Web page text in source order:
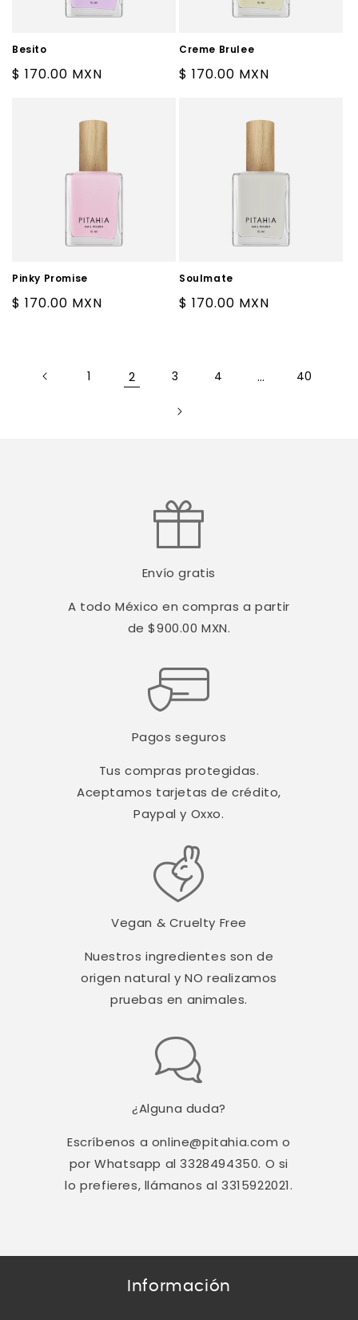
Besito
Precio
$ 170.00 MXN
Creme Brulee
Precio
$ 170.00 MXN
Pinky Promise
Precio
$ 170.00 MXN
Soulmate
Precio
$ 170.00 MXN
1 2 3 4 … 40
Envío gratis
A todo México en compras a partir
de $900.00 MXN.
Pagos seguros
Tus compras protegidas.
Aceptamos tarjetas de crédito,
Paypal y Oxxo.
Vegan & Cruelty Free
Nuestros ingredientes son de
origen natural y NO realizamos
pruebas en animales.
¿Alguna duda?
Escríbenos a online@pitahia.com o
por Whatsapp al 3328494350. O si
lo prefieres, llámanos al 3315922021.
Información